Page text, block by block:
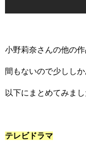
小野莉奈さんの他の
間もないので少しし
以下にまとめてみま
テレビドラマ